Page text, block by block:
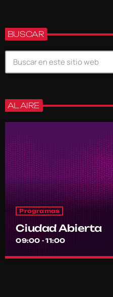
BUSCAR
AL AIRE
Programas
Ciudad Abierta
09:00 - 11:00